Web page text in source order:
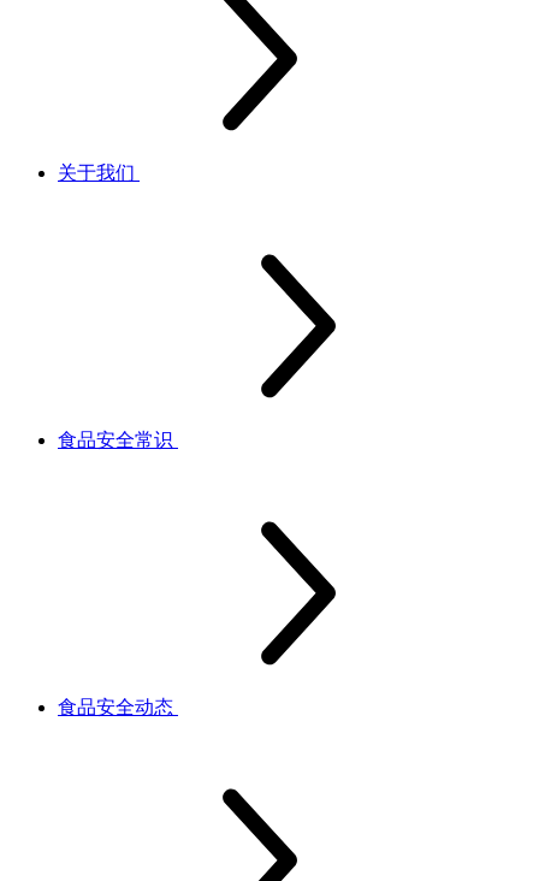
关于我们
食品安全常识
食品安全动态